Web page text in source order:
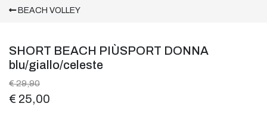
BEACH VOLLEY
SHORT BEACH PIÙSPORT DONNA
blu/giallo/celeste
€ 29,90
€ 25,00